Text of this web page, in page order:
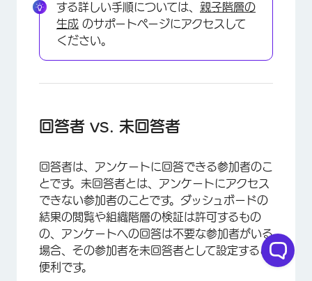
する詳しい手順については、 親子階層の
生成 のサポートページにアクセスして
ください。
回答者 vs. 未回答者
回答者は、アンケートに回答できる参加者のこ
とです。未回答者とは、アンケートにアクセス
できない参加者のことです。ダッシュボードの
結果の閲覧や組織階層の検証は許可するもの
の、アンケートへの回答は不要な参加者がいる
場合、その参加者を未回答者として設定すると
便利です。